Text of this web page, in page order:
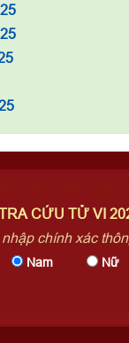
CỨU TỬ VI
chính xác
Nam Nữ